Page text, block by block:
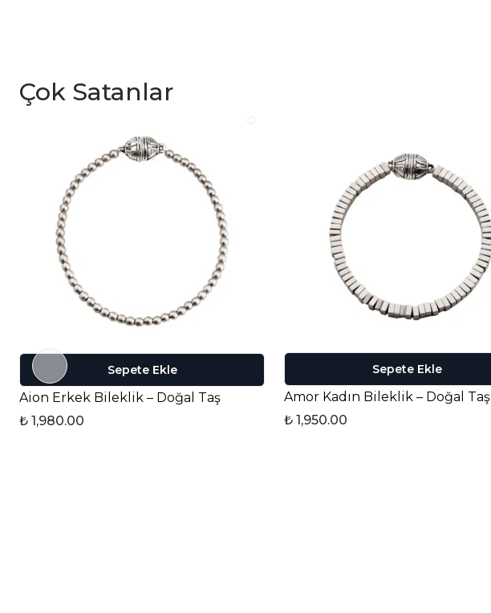
Çok Satanlar
Sepete Ekle
Aion Erkek Bileklik – Doğal Taş
₺ 1,980.00
Sepete Ekle
Amor Kadın Bileklik – Doğal Taş
₺ 1,950.00